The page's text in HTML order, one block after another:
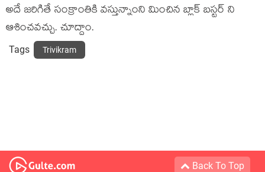
అదే జరిగితే సంక్రాంతికి వస్తున్నాంని మించిన బ్లాక్ బస్టర్ ని
ఆశించవచ్చు. చూద్దాం.
Tags Trivikram
Back To Top